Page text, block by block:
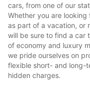
cars, from one of our
Whether you are
as part of a vacation, or
will be sure to find a car
of economy and luxury
we pride ourselves on
flexible short- and long-
hidden charges.